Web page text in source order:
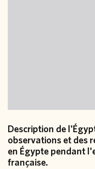
Description de
observations et des
en Égypte pendant
française.